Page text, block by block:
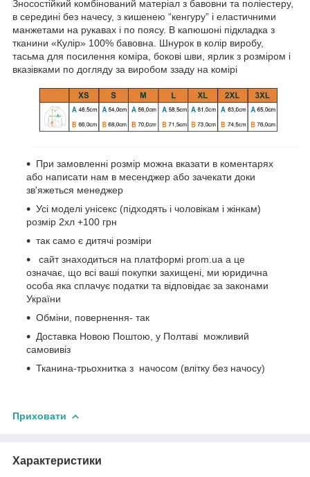
Зносостійкий комбінований матеріал з бавовни та поліестеру,
в середині без начесу, з кишенею “кенгуру” і еластичними
манжетами на рукавах і по поясу. В капюшоні підкладка з
тканини «Кулір» 100% бавовна. Шнурок в колір виробу,
тасьма для посилення коміра, бокові шви, ярлик з розміром і
вказівками по догляду за виробом ззаду на комірі
При замовленні розмір можна вказати в коментарях
або написати нам в месенджер або зачекати доки
зв'яжеться менеджер
Усі моделі унісекс (підходять і чоловікам і жінкам)
розмір 2хл +100 грн
так само є дитячі розміри
сайт знаходиться на платформі prom.ua а це
означає, що всі ваші покупки захищені, ми юридична
особа яка сплачує податки та відповідає за законами
України
Обміни, повернення- так
Доставка Новою Поштою, у Полтаві можливий
самовивіз
Тканина-трьохнитка з начосом (влітку без начосу)
Приховати
Характеристики